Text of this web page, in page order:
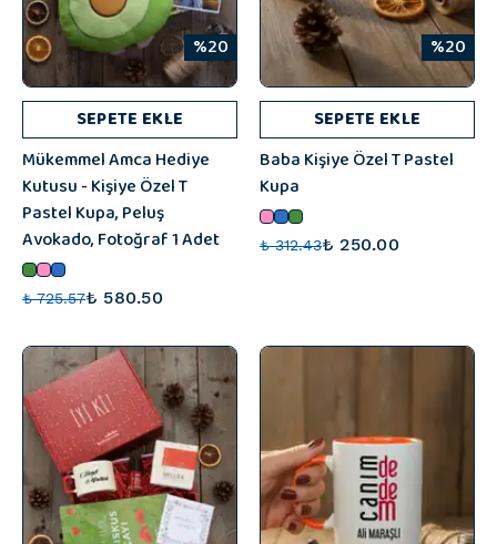
%20
SEPETE EKLE
Mükemmel Amca Hediye
Kutusu - Kişiye Özel T
Pastel Kupa, Peluş
Avokado, Fotoğraf 1 Adet
₺ 725.57₺ 580.50
%20
SEPETE EKLE
Baba Kişiye Özel T Pastel
Kupa
₺ 312.43₺ 250.00